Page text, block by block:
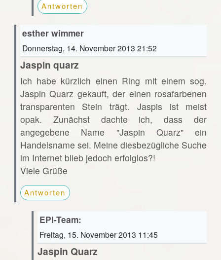
Antworten
esther wimmer
Donnerstag, 14. November 2013 21:52
Jaspin quarz
Ich habe kürzlich einen Ring mit einem sog.
Jaspin Quarz gekauft, der einen rosafarbenen
transparenten Stein trägt. Jaspis ist meist
opak. Zunächst dachte ich, dass der
angegebene Name "Jaspin Quarz" ein
Handelsname sei. Meine diesbezügliche Suche
im Internet blieb jedoch erfolglos?!
Viele Grüße
Antworten
EPI-Team:
Freitag, 15. November 2013 11:45
Jaspin Quarz